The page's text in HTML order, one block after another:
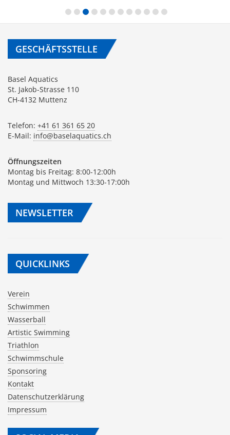
GESCHÄFTSSTELLE
Basel Aquatics
St. Jakob-Strasse 110
CH-4132 Muttenz
Telefon: +41 61 361 65 20
E-Mail: info@baselaquatics.ch
Öffnungszeiten
Montag bis Freitag: 8:00-12:00h
Montag und Mittwoch 13:30-17:00h
NEWSLETTER
QUICKLINKS
Verein
Schwimmen
Wasserball
Artistic Swimming
Triathlon
Schwimmschule
Sponsoring
Kontakt
Datenschutzerklärung
Impressum